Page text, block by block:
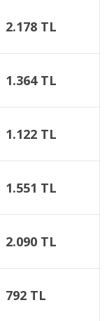
2.178 TL
1.364 TL
1.122 TL
1.551 TL
2.090 TL
792 TL